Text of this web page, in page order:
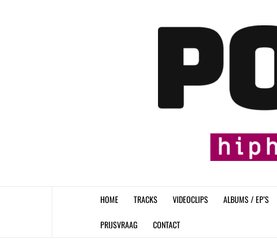
HOME TRACKS VIDEOCLIPS ALBUMS / EP’S
PRIJSVRAAG CONTACT